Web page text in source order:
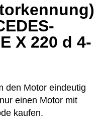
X 220 d 4-
den Motor eindeutig
einen Motor mit
kaufen.